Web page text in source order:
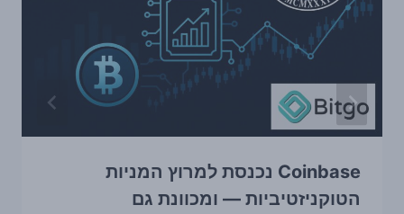
Coinbase נכנסת למרוץ המניות
הטוקניזטיביות — ומכוונת גם